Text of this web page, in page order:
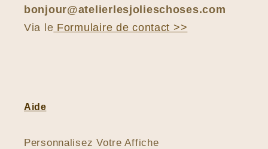
bonjour@atelierlesjolieschoses.com
Via le Formulaire de contact >>
Aide
Personnalisez Votre Affiche